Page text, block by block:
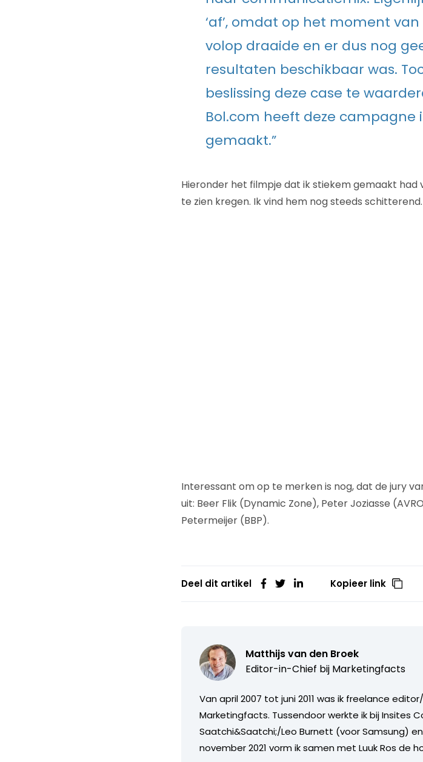
‘af’, omdat op het moment
volop draaide en er dus nog
resultaten beschikbaar was.
beslissing deze case te
Bol.com heeft deze
gemaakt.”
Hieronder het filmpje dat ik stiekem gemaakt had
te zien kregen. Ik vind hem nog steeds schitterend.
Interessant om op te merken is nog, dat de jury
uit: Beer Flik (Dynamic Zone), Peter Joziasse
Petermeijer (BBP).
Deel dit artikel Kopieer link
Matthijs van den Broek
Editor-in-Chief bij Marketingfacts
Van april 2007 tot juni 2011 was ik freelance
Marketingfacts. Tussendoor werkte ik bij Insites
Saatchi&Saatchi;/Leo Burnett (voor Samsung)
november 2021 vorm ik samen met Luuk Ros de